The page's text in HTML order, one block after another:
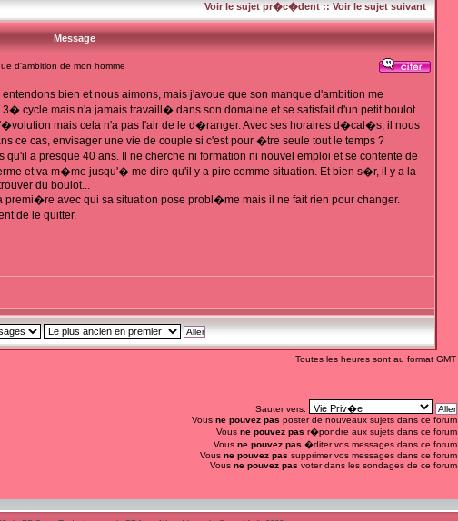
Voir le sujet pr�c�dent::Voir le sujet suivant
Message
d'ambition de mon homme
bien et nous aimons, mais j'avoue que son manque d'ambition me
cycle mais n'a jamais travaill� dans son domaine et se satisfait d'un petit boulot
mais cela n'a pas l'air de le d�ranger. Avec ses horaires d�cal�s, il nous
ce cas, envisager une vie de couple si c'est pour �tre seule tout le temps ?
a presque 40 ans. Il ne cherche ni formation ni nouvel emploi et se contente de
et va m�me jusqu'� me dire qu'il y a pire comme situation. Et bien s�r, il y a la
du boulot...
premi�re avec qui sa situation pose probl�me mais il ne fait rien pour changer.
de le quitter.
Toutes les heures sont au format GMT
Sauter vers:
Vous ne pouvez pas poster de nouveaux sujets dans ce forum
Vous ne pouvez pas r�pondre aux sujets dans ce forum
Vous ne pouvez pas �diter vos messages dans ce forum
Vous ne pouvez pas supprimer vos messages dans ce forum
Vous ne pouvez pas voter dans les sondages de ce forum